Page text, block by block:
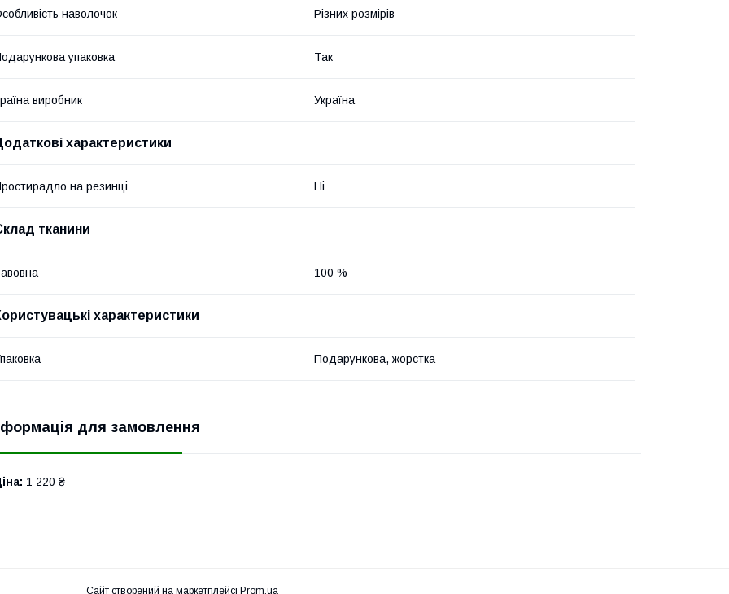
наволочок Різних розмірів
упаковка Так
виробник Україна
характеристики
на резинці Ні
тканини
100 %
характеристики
Подарункова, жорстка
для замовлення
1 220 ₴
Сайт створений на маркетплейсі Prom.ua